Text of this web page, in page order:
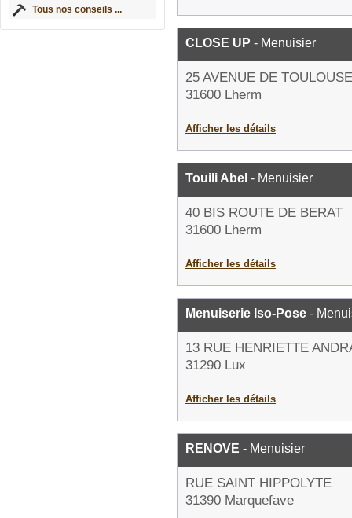
Tous nos conseils ...
CLOSE UP - Menuisier
25 AVENUE DE TOULOUSE
31600 Lherm
Afficher les détails
Touili Abel - Menuisier
40 BIS ROUTE DE BERAT
31600 Lherm
Afficher les détails
Menuiserie Iso-Pose -
13 RUE HENRIETTE
31290 Lux
Afficher les détails
RENOVE - Menuisier
RUE SAINT HIPPOLYTE
31390 Marquefave